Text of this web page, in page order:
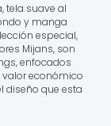
tela suave al
y manga
especial,
Mijans, son
enfocados
valor económico
diseño que esta